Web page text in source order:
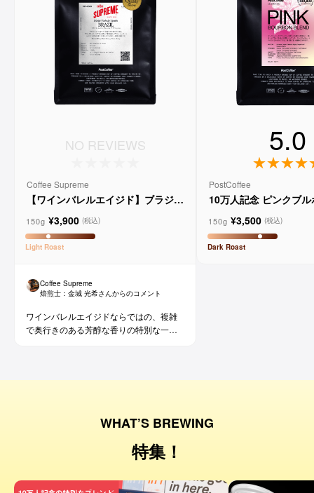
NO REVIEWS
Coffee Supreme
【ワインバレルエイジド】ブラジル
ョ
150g ¥3,900 (税込)
Light Roast
Coffee Supreme
焙煎士： 金城 光希さんからのコメント
ワインバレルエイジドならではの、複雑
で奥行きのある芳醇な香りの特別な一杯
5.0
PostCoffee
10万人記念 ピンクブ
150g ¥3,500 (税込)
Dark Roast
WHAT’S BREWING
特集！